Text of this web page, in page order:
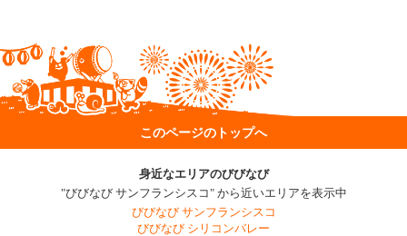
このページのトップへ
身近なエリアのびびなび
"びびなび サンフランシスコ" から近いエリアを表示中
びびなび サンフランシスコ
びびなび シリコンバレー